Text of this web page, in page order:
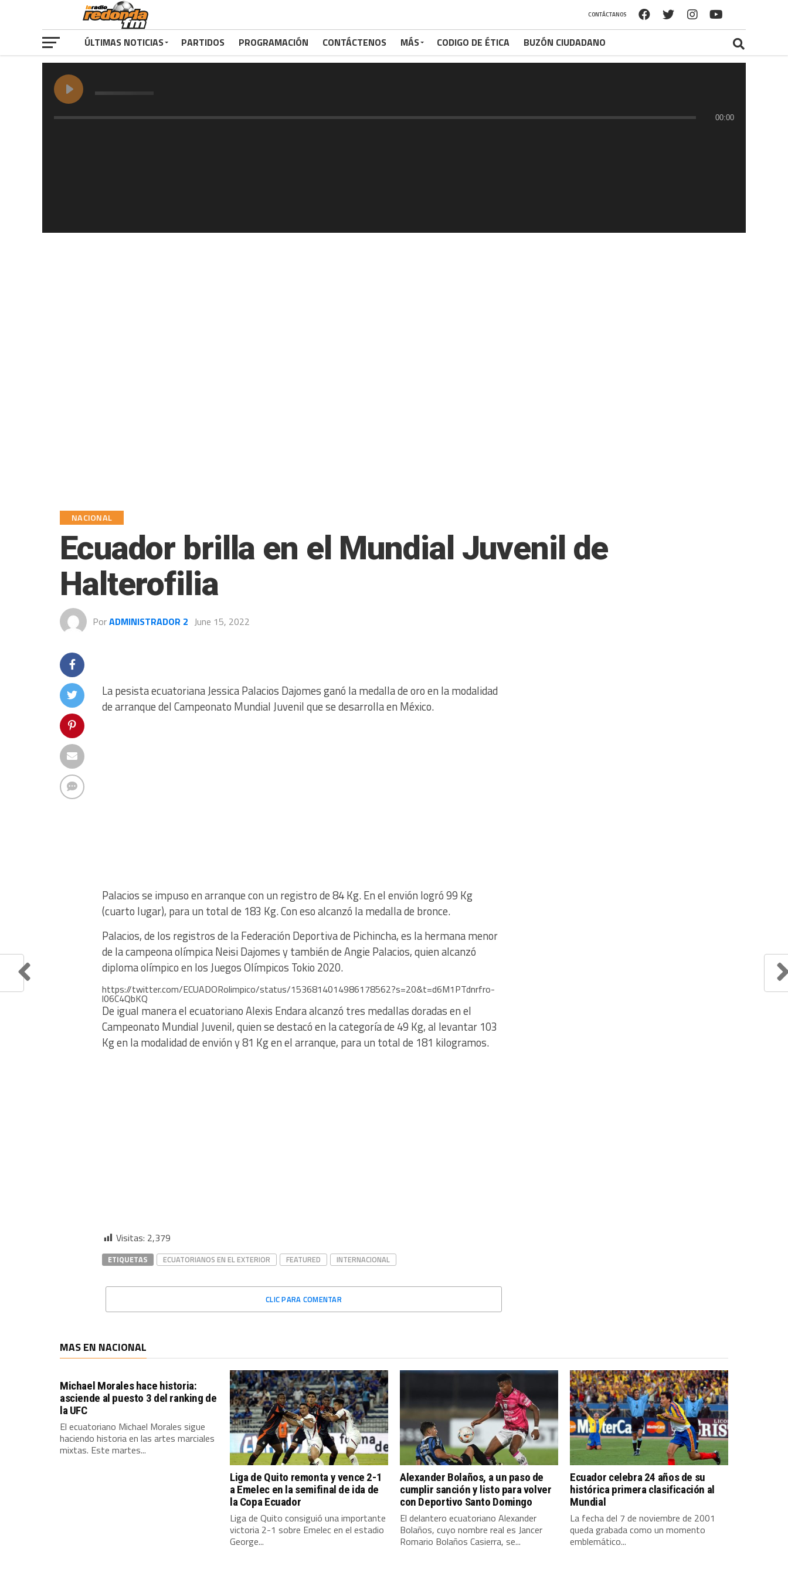
00:00
CONTÁCTANOS
ÚLTIMAS NOTICIAS PARTIDOS PROGRAMACIÓN CONTÁCTENOS MÁS CODIGO DE ÉTICA BUZÓN CIUDADANO
NACIONAL
Ecuador brilla en el Mundial Juvenil de
Halterofilia
PorADMINISTRADOR 2 June 15, 2022
La pesista ecuatoriana Jessica Palacios Dajomes ganó la medalla de oro en la modalidad
de arranque del Campeonato Mundial Juvenil que se desarrolla en México.
Palacios se impuso en arranque con un registro de 84 Kg. En el envión logró 99 Kg
(cuarto lugar), para un total de 183 Kg. Con eso alcanzó la medalla de bronce.
Palacios, de los registros de la Federación Deportiva de Pichincha, es la hermana menor
de la campeona olímpica Neisi Dajomes y también de Angie Palacios, quien alcanzó
diploma olímpico en los Juegos Olímpicos Tokio 2020.
https://twitter.com/ECUADORolimpico/status/1536814014986178562?s=20&t=d6M1PTdnrfro-
l06C4QbKQ
De igual manera el ecuatoriano Alexis Endara alcanzó tres medallas doradas en el
Campeonato Mundial Juvenil, quien se destacó en la categoría de 49 Kg, al levantar 103
Kg en la modalidad de envión y 81 Kg en el arranque, para un total de 181 kilogramos.
Visitas: 2,379
ETIQUETAS ECUATORIANOS EN EL EXTERIOR FEATURED INTERNACIONAL
CLIC PARA COMENTAR
MAS EN NACIONAL
Michael Morales hace historia:
asciende al puesto 3 del ranking de
la UFC
El ecuatoriano Michael Morales sigue
haciendo historia en las artes marciales
mixtas. Este martes...
Liga de Quito remonta y vence 2-1
a Emelec en la semifinal de ida de
la Copa Ecuador
Liga de Quito consiguió una importante
victoria 2-1 sobre Emelec en el estadio
George...
Alexander Bolaños, a un paso de
cumplir sanción y listo para volver
con Deportivo Santo Domingo
El delantero ecuatoriano Alexander
Bolaños, cuyo nombre real es Jancer
Romario Bolaños Casierra, se...
Ecuador celebra 24 años de su
histórica primera clasificación al
Mundial
La fecha del 7 de noviembre de 2001
queda grabada como un momento
emblemático...